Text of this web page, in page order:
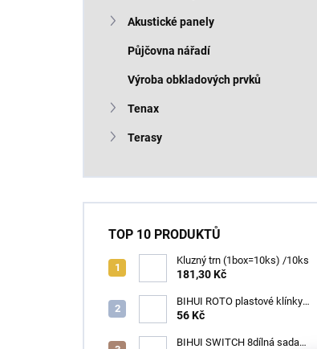
Akustické panely
Půjčovna nářadí
Výroba obkladových prvků
Tenax
Terasy
TOP 10 PRODUKTŮ
Kluzný trn (1box=10ks) /10ks
181,30 Kč
BIHUI ROTO plastové klínky
1–13 mm – balení 50 ks
56 Kč
BIHUI SWITCH 8dílná sada